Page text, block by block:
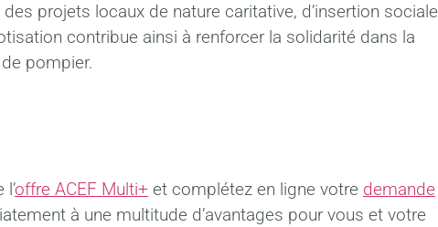
projets locaux de nature caritative, d’insertion sociale
contribue ainsi à renforcer la solidarité dans la
pompier.
offre ACEF Multi+ et complétez en ligne votre demande
à une multitude d’avantages pour vous et votre